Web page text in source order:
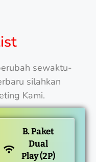
sewaktu-
silahkan
Kami.
B. Paket
Dual
Play (2P)